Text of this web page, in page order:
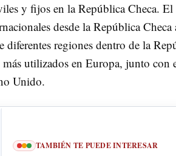
y fijos en la República Checa.
desde la República
diferentes regiones dentro de la
más utilizados en Europa, junto
Unido.
TAMBIÉN TE PUEDE INTERESAR